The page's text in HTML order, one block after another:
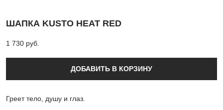
ШАПКА KUSTO HEAT RED
1 730 pуб.
ДОБАВИТЬ В КОРЗИНУ
Греет тело, душу и глаз.